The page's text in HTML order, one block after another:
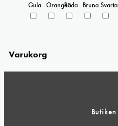
Gula OrangeaRöda Bruna Svarta
Varukorg
Butiken